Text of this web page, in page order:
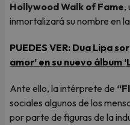
Hollywood Walk of Fame,
inmortalizará su nombre en
PUEDES VER: Dua Lipa
amor’ en su nuevo álbum
Ante ello, la intérprete de
sociales algunos de los
por parte de figuras de la